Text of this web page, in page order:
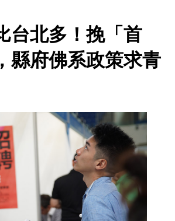
台北多！挽「首
縣府佛系政策求青